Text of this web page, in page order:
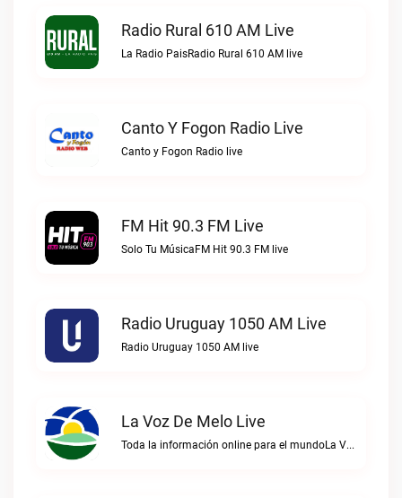
Radio Rural 610 AM Live
La Radio PaisRadio Rural 610 AM live
Canto Y Fogon Radio Live
Canto y Fogon Radio live
FM Hit 90.3 FM Live
Solo Tu MúsicaFM Hit 90.3 FM live
Radio Uruguay 1050 AM Live
Radio Uruguay 1050 AM live
La Voz De Melo Live
Toda la información online para el mundoLa Voz de Melo live